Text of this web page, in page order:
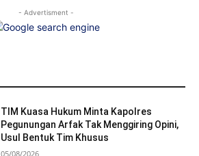
- Advertisment -
TIM Kuasa Hukum Minta Kapolres
Pegunungan Arfak Tak Menggiring Opini,
Usul Bentuk Tim Khusus
05/08/2026